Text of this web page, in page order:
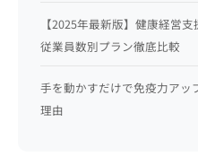
【2025年最新版】健康経営
従業員数別プラン徹底比較
手を動かすだけで免疫力アッ
理由